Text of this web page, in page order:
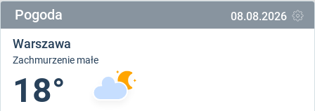
Pogoda 08.08.2026
Warszawa
Zachmurzenie małe
18°